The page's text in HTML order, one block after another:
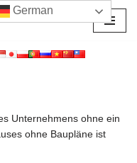
Unternehmens ohne ein
ohne Baupläne ist
German